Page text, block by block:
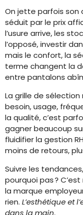
On jette parfois son
séduit par le prix
l’usure arrive, les
l’opposé, investir
mais le confort, la
terme changent la
entre pantalons
La grille de
besoin, usage,
la qualité, c’est
gagner beaucoup
fluidifier la gestion
moins de retours,
Suivre les
pourquoi pas ?
la marque
rien. L’esthétique et
dans la main.